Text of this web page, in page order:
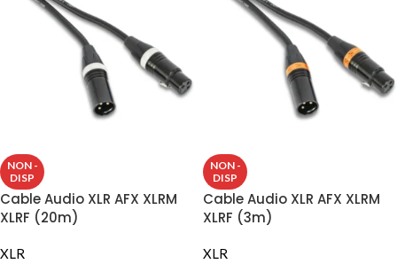
NON -
DISP
Cable Audio XLR AFX XLRM
XLRF (20m)
XLR
NON -
DISP
Cable Audio XLR AFX XLRM
XLRF (3m)
XLR